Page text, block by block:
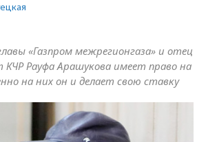
«Газпром межрегионгаза» и отец
Рауфа Арашукова имеет право на
на них он и делает свою ставку